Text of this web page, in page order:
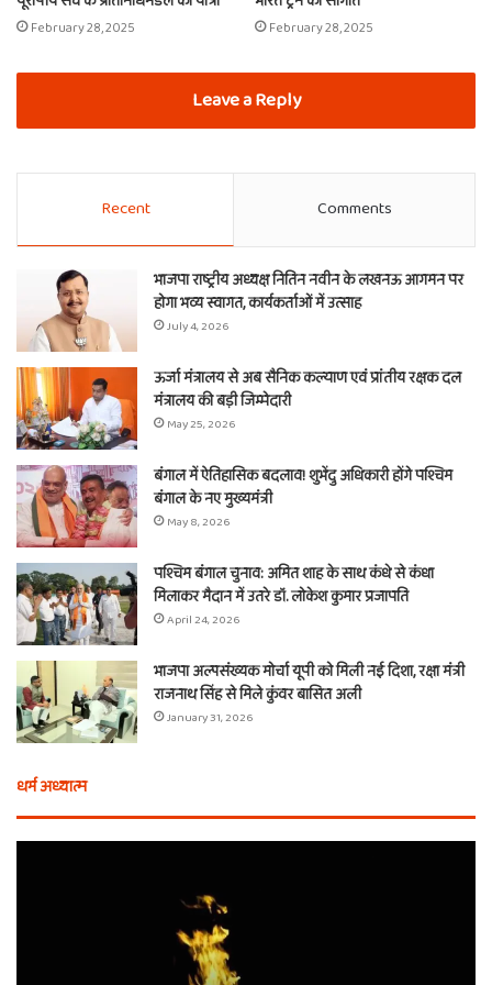
February 28, 2025 February 28, 2025
Leave a Reply
Recent Comments
भाजपा राष्ट्रीय अध्यक्ष नितिन नवीन के लखनऊ आगमन पर
होगा भव्य स्वागत, कार्यकर्ताओं में उत्साह
July 4, 2026
ऊर्जा मंत्रालय से अब सैनिक कल्याण एवं प्रांतीय रक्षक दल
मंत्रालय की बड़ी जिम्मेदारी
May 25, 2026
बंगाल में ऐतिहासिक बदलाव! शुभेंदु अधिकारी होंगे पश्चिम
बंगाल के नए मुख्यमंत्री
May 8, 2026
पश्चिम बंगाल चुनाव: अमित शाह के साथ कंधे से कंधा
मिलाकर मैदान में उतरे डॉ. लोकेश कुमार प्रजापति
April 24, 2026
भाजपा अल्पसंख्यक मोर्चा यूपी को मिली नई दिशा, रक्षा मंत्री
राजनाथ सिंह से मिले कुंवर बासित अली
January 31, 2026
धर्म अध्यात्म